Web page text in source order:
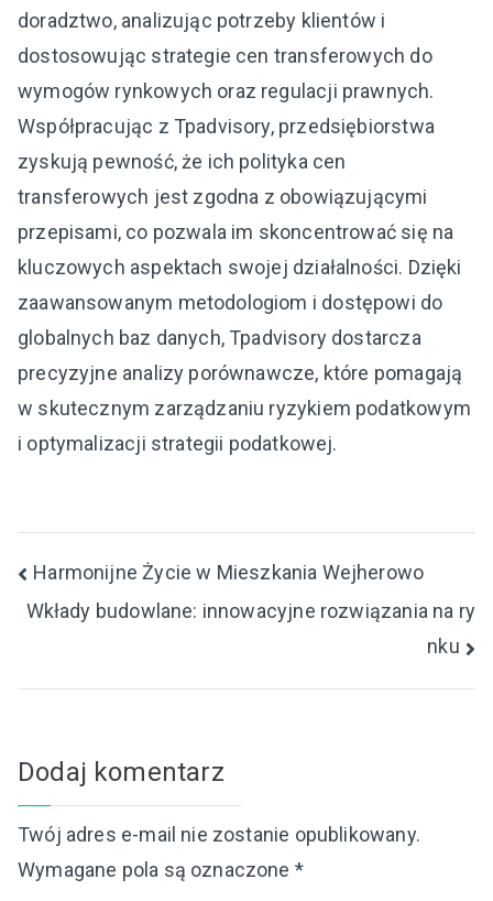
doradztwo, analizując potrzeby klientów i
dostosowując strategie cen transferowych do
wymogów rynkowych oraz regulacji prawnych.
Współpracując z Tpadvisory, przedsiębiorstwa
zyskują pewność, że ich polityka cen
transferowych jest zgodna z obowiązującymi
przepisami, co pozwala im skoncentrować się na
kluczowych aspektach swojej działalności. Dzięki
zaawansowanym metodologiom i dostępowi do
globalnych baz danych, Tpadvisory dostarcza
precyzyjne analizy porównawcze, które pomagają
w skutecznym zarządzaniu ryzykiem podatkowym
i optymalizacji strategii podatkowej.
Nawigacja
wpisu
Harmonijne Życie w Mieszkania Wejherowo
Wkłady budowlane: innowacyjne rozwiązania na ry
nku
Dodaj komentarz
Twój adres e-mail nie zostanie opublikowany.
Wymagane pola są oznaczone *